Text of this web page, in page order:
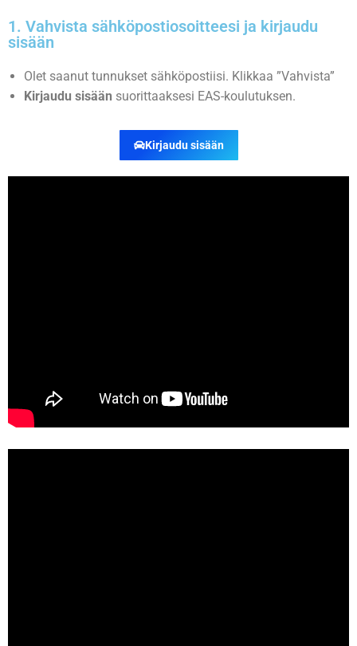
1. Vahvista sähköpostiosoitteesi ja kirjaudu
sisään
Olet saanut tunnukset sähköpostiisi. Klikkaa ”Vahvista”
Kirjaudu sisään suorittaaksesi EAS-koulutuksen.
Kirjaudu sisään